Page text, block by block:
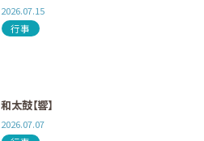
2026.07.15
行事
和太鼓【響】
2026.07.07